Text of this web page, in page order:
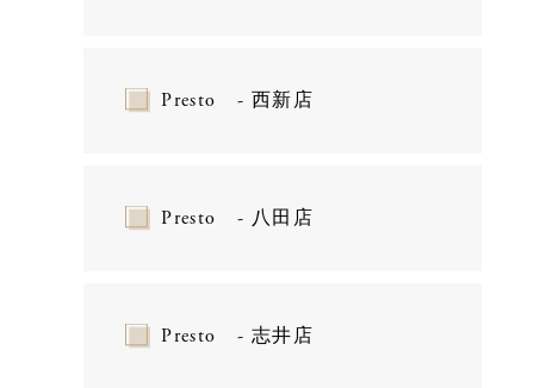
Presto - 西新店
Presto - 八田店
Presto - 志井店